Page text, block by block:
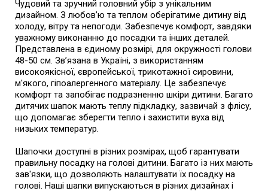
Чудовий та зручний головний убір з унікальним
дизайном. З любов’ю та теплом оберігатиме дитину від
холоду, вітру та непогоди. Забезпечує комфорт, завдяки
уважному виконанню до посадки та інших деталей.
Представлена в єдиному розмірі, для окружності голови
48-50 см. Зв’язана в Україні, з використанням
високоякісної, європейської, трикотажної сировини,
м'якого, гіпоалергенного матеріалу. Це забезпечує
комфорт та запобігає подразненню шкіри дитини. Багато
дитячих шапок мають теплу підкладку, зазвичай з флісу,
що допомагає зберегти тепло і захистити вуха від
низьких температур.
Шапочки доступні в різних розмірах, щоб гарантувати
правильну посадку на голові дитини. Багато із них мають
зав'язки, що дозволяють налаштувати їх посадку на
голові. Наші шапки випускаються в різних дизайнах і